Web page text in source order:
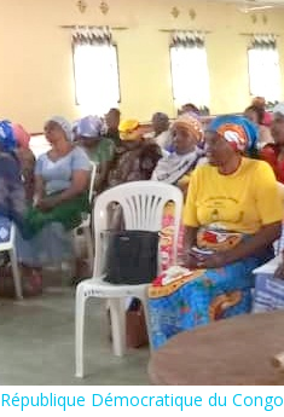
République Démocratique du Congo